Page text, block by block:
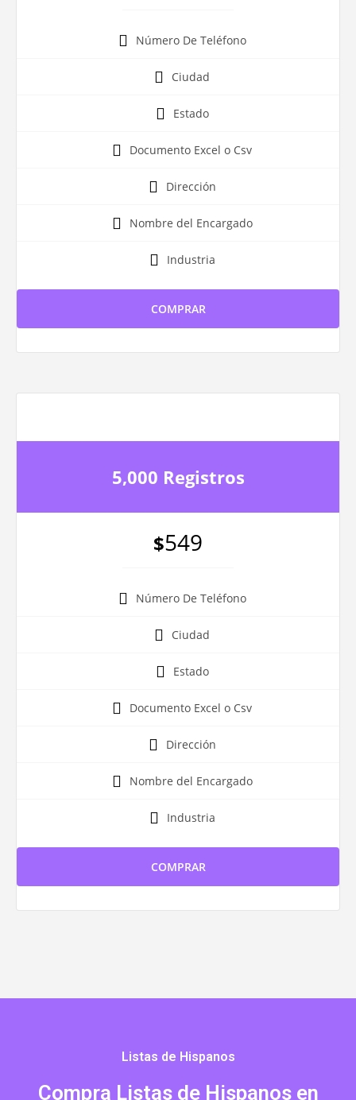
Número De Teléfono
Ciudad
Estado
Documento Excel o Csv
Dirección
Nombre del Encargado
Industria
COMPRAR
5,000 Registros
$549
Número De Teléfono
Ciudad
Estado
Documento Excel o Csv
Dirección
Nombre del Encargado
Industria
COMPRAR
Listas de Hispanos
Compra Listas de Hispanos en